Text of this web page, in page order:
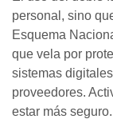
personal, sino
Esquema
que vela por
sistemas
proveedores.
estar más seguro.